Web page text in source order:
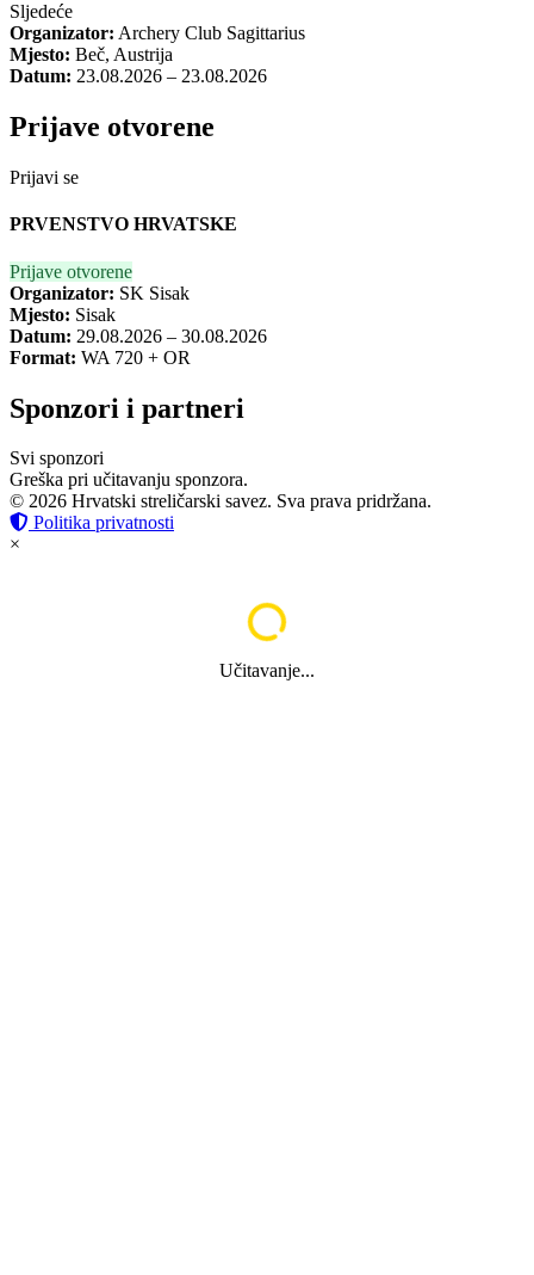
Sljedeće
Organizator: Archery Club Sagittarius
Mjesto: Beč, Austrija
Datum: 23.08.2026 – 23.08.2026
Prijave otvorene
Prijavi se
PRVENSTVO HRVATSKE
Prijave otvorene
Organizator: SK Sisak
Mjesto: Sisak
Datum: 29.08.2026 – 30.08.2026
Format: WA 720 + OR
Sponzori i partneri
Svi sponzori
Greška pri učitavanju sponzora.
© 2026 Hrvatski streličarski savez. Sva prava pridržana.
Politika privatnosti
×
Učitavanje...